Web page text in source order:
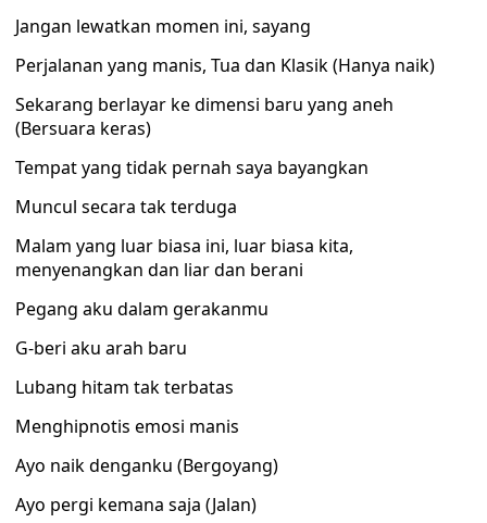
Jangan lewatkan momen ini, sayang
Perjalanan yang manis, Tua dan Klasik (Hanya naik)
Sekarang berlayar ke dimensi baru yang aneh
(Bersuara keras)
Tempat yang tidak pernah saya bayangkan
Muncul secara tak terduga
Malam yang luar biasa ini, luar biasa kita,
menyenangkan dan liar dan berani
Pegang aku dalam gerakanmu
G-beri aku arah baru
Lubang hitam tak terbatas
Menghipnotis emosi manis
Ayo naik denganku (Bergoyang)
Ayo pergi kemana saja (Jalan)